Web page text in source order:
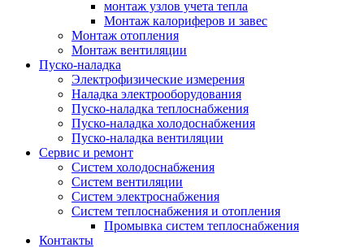
монтаж узлов учета тепла
Монтаж калориферов и завес
Монтаж отопления
Монтаж вентиляции
Пуско-наладка
Электрофизические измерения
Наладка электрооборудования
Пуско-наладка теплоснабжения
Пуско-наладка холодоснабжения
Пуско-наладка вентиляции
Сервис и ремонт
Систем холодоснабжения
Систем вентиляции
Систем электроснабжения
Систем теплоснабжения и отопления
Промывка систем теплоснабжения
Контакты